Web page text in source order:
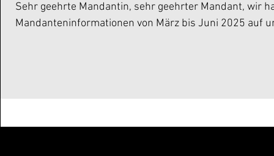
Sehr geehrte Mandantin, sehr geehrter Mandant, wir
Mandanteninformationen von März bis Juni 2025 auf